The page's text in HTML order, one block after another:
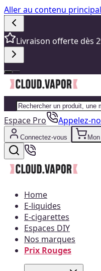
Aller au contenu principal
Livraison offerte dès
Espace Pro Appelez-
Connectez-vous
Home
E-liquides
E-cigarettes
Espaces DIY
Nos marques
Prix Rouges